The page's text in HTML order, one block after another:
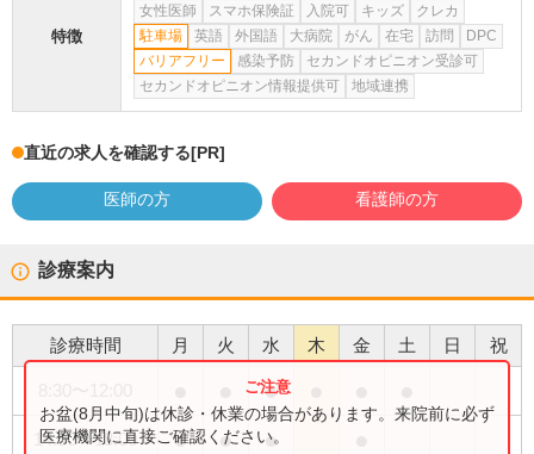
特徴
女性医師
スマホ保険証 入院可 キッズ
クレカ
駐車場
英語 外国語 大病院 がん 在宅 訪問
DPC
バリアフリー
感染予防
セカンドオピニオン受診可
セカンドオピニオン情報提供可
地域連携
直近の求人を確認する[PR]
医師の方 看護師の方
診療案内
診療時間 月 火 水 木 金 土 日 祝
●
14:00〜18:00 ● ● ●
お盆(8月中旬)は休診・休業の場合があります。来院前に必ず
医療機関に直接ご確認ください。